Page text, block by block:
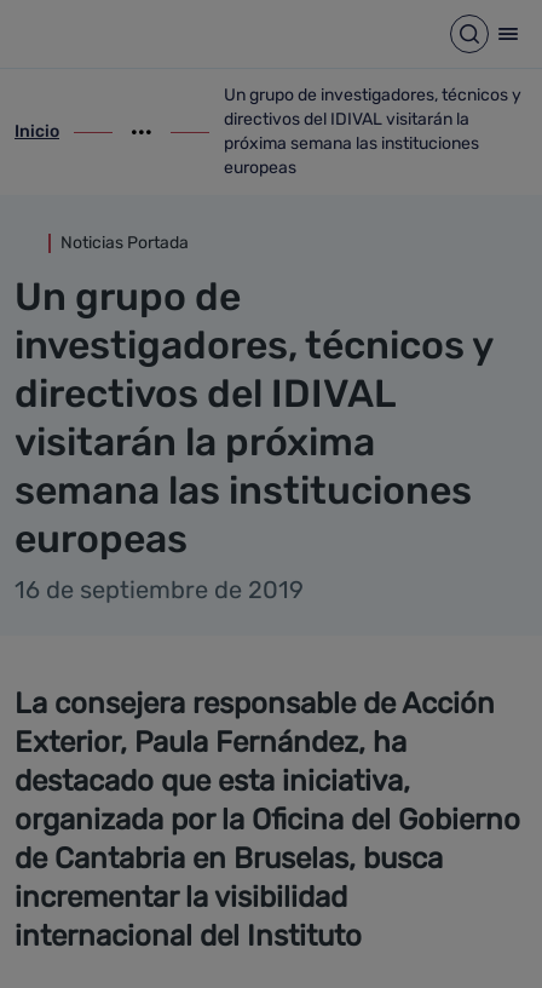
Abrir
ir-a inicio
Inicio
Mostrar opciones del camino de migas
ir-a Un grupo de investigadores,
Un grupo de investigadores, técnicos y
directivos del IDIVAL visitarán la
próxima semana las instituciones
europeas
Noticias Portada
Un grupo de
investigadores, técnicos y
directivos del IDIVAL
visitarán la próxima
semana las instituciones
europeas
16 de septiembre de 2019
La consejera responsable de Acción
Exterior, Paula Fernández, ha
destacado que esta iniciativa,
organizada por la Oficina del Gobierno
de Cantabria en Bruselas, busca
incrementar la visibilidad
internacional del Instituto